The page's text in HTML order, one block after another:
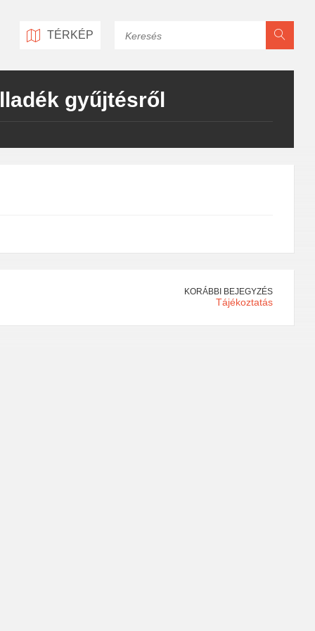
TÉRKÉP
gyűjtésről
KORÁBBI BEJEGYZÉS
Tájékoztatás